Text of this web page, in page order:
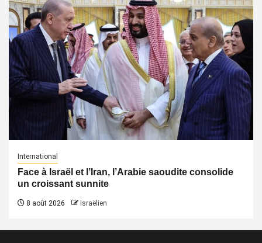
International
Face à Israël et l’Iran, l’Arabie saoudite consolide
un croissant sunnite
8 août 2026 Israëlien